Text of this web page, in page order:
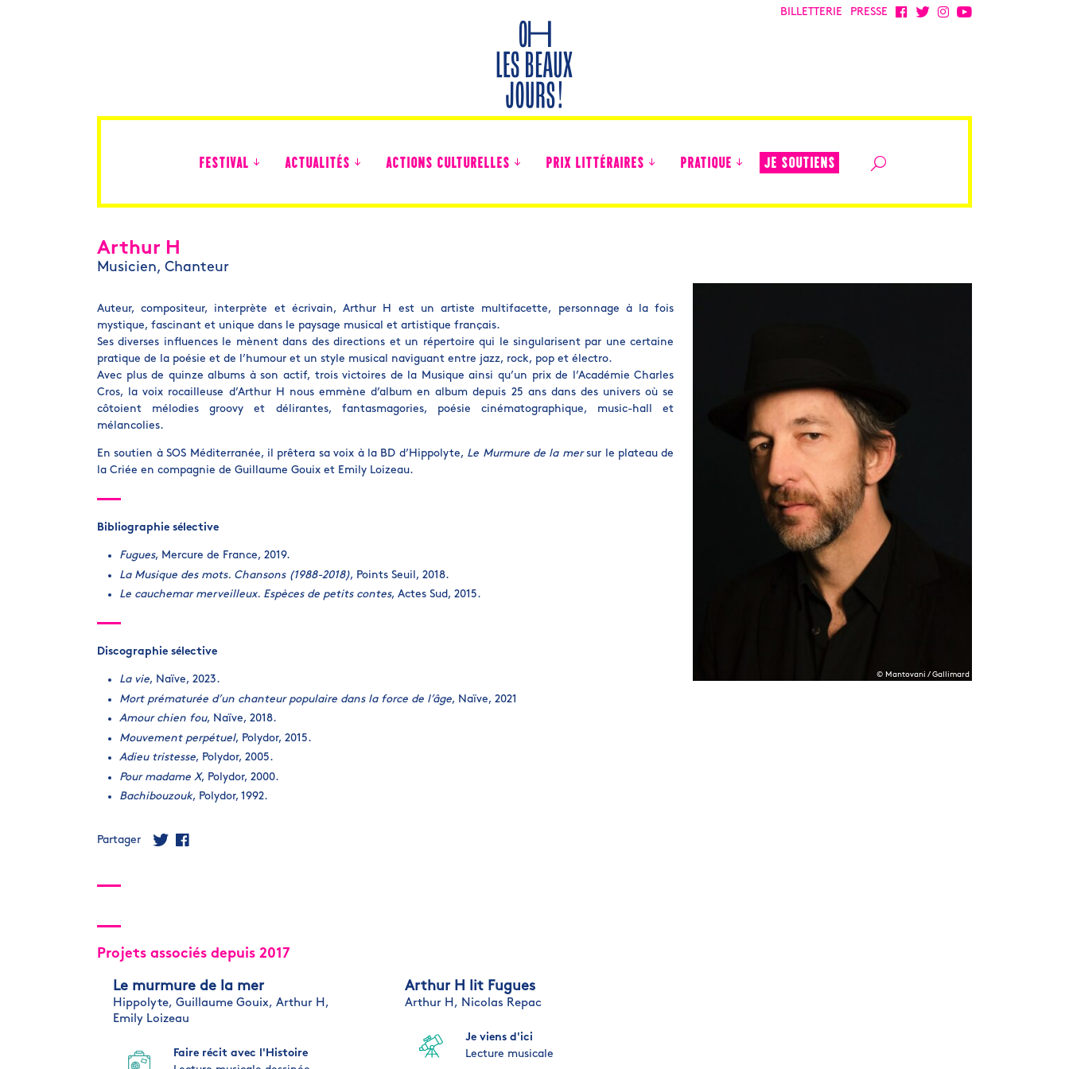
BILLETTERIE PRESSE
FESTIVAL ACTUALITÉS ACTIONS CULTURELLES PRIX LITTÉRAIRES PRATIQUE JE SOUTIENS
Arthur H
Musicien, Chanteur
Auteur, compositeur, interprète et écrivain, Arthur H est un artiste multifacette, personnage à la fois
mystique, fascinant et unique dans le paysage musical et artistique français.
Ses diverses influences le mènent dans des directions et un répertoire qui le singularisent par une certaine
pratique de la poésie et de l’humour et un style musical naviguant entre jazz, rock, pop et électro.
Avec plus de quinze albums à son actif, trois victoires de la Musique ainsi qu’un prix de l’Académie Charles
Cros, la voix rocailleuse d’Arthur H nous emmène d’album en album depuis 25 ans dans des univers où se
côtoient mélodies groovy et délirantes, fantasmagories, poésie cinématographique, music-hall et
mélancolies.
En soutien à SOS Méditerranée, il prêtera sa voix à la BD d’Hippolyte, Le Murmure de la mersur le plateau de
la Criée en compagnie de Guillaume Gouix et Emily Loizeau.
Bibliographie sélective
Fugues, Mercure de France, 2019.
La Musique des mots. Chansons (1988-2018), Points Seuil, 2018.
Le cauchemar merveilleux. Espèces de petits contes, Actes Sud, 2015.
Discographie sélective
La vie, Naïve, 2023.
Mort prématurée d’un chanteur populaire dans la force de l’âge, Naïve, 2021
Amour chien fou, Naïve, 2018.
Mouvement perpétuel, Polydor, 2015.
Adieu tristesse, Polydor, 2005.
Pour madame X, Polydor, 2000.
Bachibouzouk, Polydor, 1992.
Partager
© Mantovani / Gallimard
Projets associés depuis 2017
Le murmure de la mer
Hippolyte, Guillaume Gouix, Arthur H,
Emily Loizeau
Faire récit avec l'Histoire
Arthur H lit Fugues
Arthur H, Nicolas Repac
Je viens d'ici
Lecture musicale